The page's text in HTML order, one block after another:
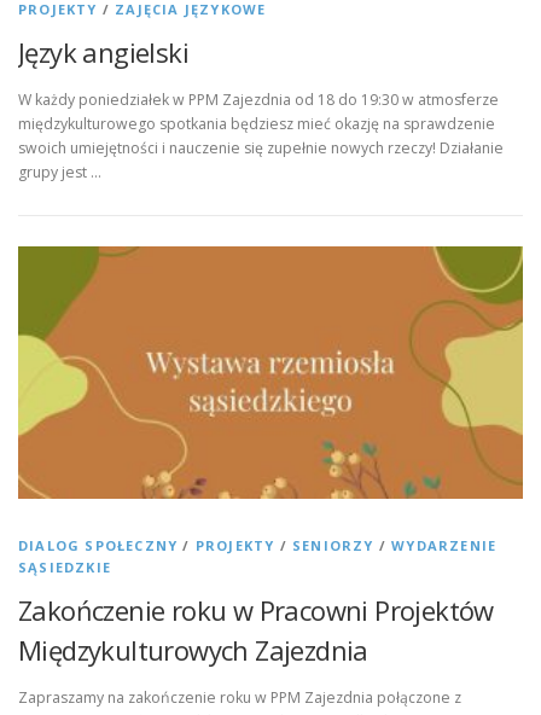
PROJEKTY / ZAJĘCIA JĘZYKOWE
Język angielski
W każdy poniedziałek w PPM Zajezdnia od 18 do 19:30 w atmosferze
międzykulturowego spotkania będziesz mieć okazję na sprawdzenie
swoich umiejętności i nauczenie się zupełnie nowych rzeczy! Działanie
grupy jest …
DIALOG SPOŁECZNY / PROJEKTY / SENIORZY /WYDARZENIE
SĄSIEDZKIE
Zakończenie roku w Pracowni Projektów
Międzykulturowych Zajezdnia
Zapraszamy na zakończenie roku w PPM Zajezdnia połączone z